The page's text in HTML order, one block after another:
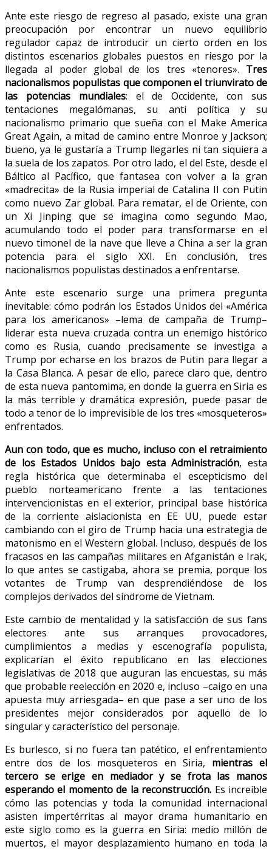
Ante este riesgo de regreso al pasado, existe una gran
preocupación por encontrar un nuevo equilibrio
regulador capaz de introducir un cierto orden en los
distintos escenarios globales puestos en riesgo por la
llegada al poder global de los tres «tenores». Tres
nacionalismos populistas que componen el triunvirato de
las potencias mundiales: el de Occidente, con sus
tentaciones megalómanas, su anti política y su
nacionalismo primario que sueña con el Make America
Great Again, a mitad de camino entre Monroe y Jackson;
bueno, ya le gustaría a Trump llegarles ni tan siquiera a
la suela de los zapatos. Por otro lado, el del Este, desde el
Báltico al Pacífico, que fantasea con volver a la gran
«madrecita» de la Rusia imperial de Catalina II con Putin
como nuevo Zar global. Para rematar, el de Oriente, con
un Xi Jinping que se imagina como segundo Mao,
acumulando todo el poder para transformarse en el
nuevo timonel de la nave que lleve a China a ser la gran
potencia para el siglo XXI. En conclusión, tres
nacionalismos populistas destinados a enfrentarse.
Ante este escenario surge una primera pregunta
inevitable: cómo podrán los Estados Unidos del «América
para los americanos» –lema de campaña de Trump–
liderar esta nueva cruzada contra un enemigo histórico
como es Rusia, cuando precisamente se investiga a
Trump por echarse en los brazos de Putin para llegar a
la Casa Blanca. A pesar de ello, parece claro que, dentro
de esta nueva pantomima, en donde la guerra en Siria es
la más terrible y dramática expresión, puede pasar de
todo a tenor de lo imprevisible de los tres «mosqueteros»
enfrentados.
Aun con todo, que es mucho, incluso con el retraimiento
de los Estados Unidos bajo esta Administración, esta
regla histórica que determinaba el escepticismo del
pueblo norteamericano frente a las tentaciones
intervencionistas en el exterior, principal base histórica
de la corriente aislacionista en EE UU, puede estar
cambiando con el giro de Trump hacia una estrategia de
matonismo en el Western global. Incluso, después de los
fracasos en las campañas militares en Afganistán e Irak,
lo que antes se castigaba, ahora se premia, porque los
votantes de Trump van desprendiéndose de los
complejos derivados del síndrome de Vietnam.
Este cambio de mentalidad y la satisfacción de sus fans
electores ante sus arranques provocadores,
cumplimientos a medias y escenografía populista,
explicarían el éxito republicano en las elecciones
legislativas de 2018 que auguran las encuestas, su más
que probable reelección en 2020 e, incluso –caigo en una
apuesta muy arriesgada– en que pase a ser uno de los
presidentes mejor considerados por aquello de lo
singular y característico del personaje.
Es burlesco, si no fuera tan patético, el enfrentamiento
entre dos de los mosqueteros en Siria, mientras el
tercero se erige en mediador y se frota las manos
esperando el momento de la reconstrucción. Es increíble
cómo las potencias y toda la comunidad internacional
asisten impertérritas al mayor drama humanitario en
este siglo como es la guerra en Siria: medio millón de
muertos, el mayor desplazamiento humano en toda la